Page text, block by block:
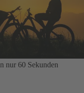
nur 60 Sekunden